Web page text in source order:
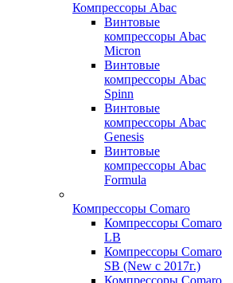
Компрессоры Abac
Винтовые
компрессоры Abac
Micron
Винтовые
компрессоры Abac
Spinn
Винтовые
компрессоры Abac
Genesis
Винтовые
компрессоры Abac
Formula
Компрессоры Comaro
Компрессоры Comaro
LB
Компрессоры Comaro
SB (New с 2017г.)
Компрессоры Comaro